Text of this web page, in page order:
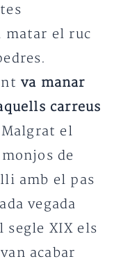
matar el ruc
va manar
carreus
el
de
amb el pas
vegada
segle XIX els
acabar